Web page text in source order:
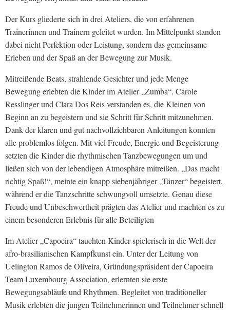
Der Kurs gliederte sich in drei Ateliers, die von erfahrenen
Trainerinnen und Trainern geleitet wurden. Im Mittelpunkt standen
dabei nicht Perfektion oder Leistung, sondern das gemeinsame
Erleben und der Spaß an der Bewegung zur Musik.
Mitreißende Beats, strahlende Gesichter und jede Menge
Bewegung erlebten die Kinder im Atelier „Zumba“. Carole
Resslinger und Clara Dos Reis verstanden es, die Kleinen von
Beginn an zu begeistern und sie Schritt für Schritt mitzunehmen.
Dank der klaren und gut nachvollziehbaren Anleitungen konnten
alle problemlos folgen. Mit viel Freude, Energie und Begeisterung
setzten die Kinder die rhythmischen Tanzbewegungen um und
ließen sich von der lebendigen Atmosphäre mitreißen. „Das macht
richtig Spaß!“, meinte ein knapp siebenjähriger „Tänzer“ begeistert,
während er die Tanzschritte schwungvoll umsetzte. Genau diese
Freude und Unbeschwertheit prägten das Atelier und machten es zu
einem besonderen Erlebnis für alle Beteiligten
Im Atelier „Capoeira“ tauchten Kinder spielerisch in die Welt der
afro-brasilianischen Kampfkunst ein. Unter der Leitung von
Uelington Ramos de Oliveira, Gründungspräsident der Capoeira
Team Luxembourg Association, erlernten sie erste
Bewegungsabläufe und Rhythmen. Begleitet von traditioneller
Musik erlebten die jungen Teilnehmerinnen und Teilnehmer schnell